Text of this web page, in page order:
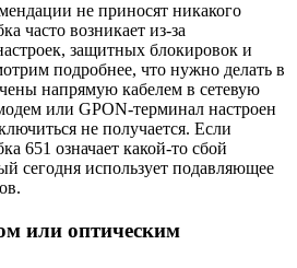
не приносят никакого
часто возникает из-за
защитных блокировок и
подробнее, что нужно делать в
напрямую кабелем в сетевую
или GPON-терминал настроен
не получается. Если
651 означает какой-то сбой
сегодня использует подавляющее
или оптическим